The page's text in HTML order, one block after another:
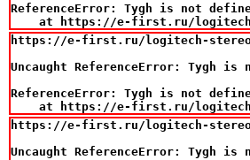
ReferenceError: Tygh is not
at https://e-first.ru/
https://e-first.ru/logitech-stereo-
Uncaught ReferenceError: Tygh is
ReferenceError: Tygh is not
at https://e-first.ru/
https://e-first.ru/logitech-stereo-
Uncaught ReferenceError: Tygh is